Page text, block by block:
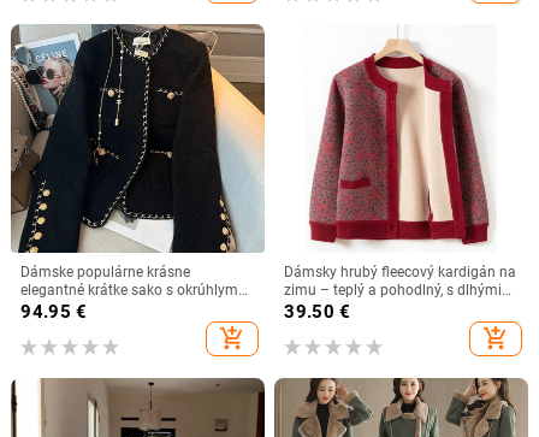
Dámske populárne krásne
elegantné krátke sako s okrúhlym
výstrihom a zlatým lemom, čierne
94.95 €
add_shopping_cart
Dámsky hrubý fleecový kardigán na
zimu – teplý a pohodlný, s dlhými
rukávmi, vzor rastlín a kvetov
39.50 €
add_shopping_cart